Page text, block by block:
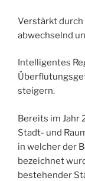
Verstärkt durch
abwechselnd
Intelligentes
steigern.
Bereits im Jahr
Stadt- und
in welcher der
bezeichnet
bestehender